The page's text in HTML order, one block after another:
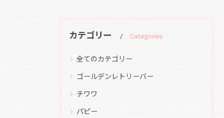
カテゴリー Categories
全てのカテゴリー
ゴールデンレトリーバー
チワワ
パピー